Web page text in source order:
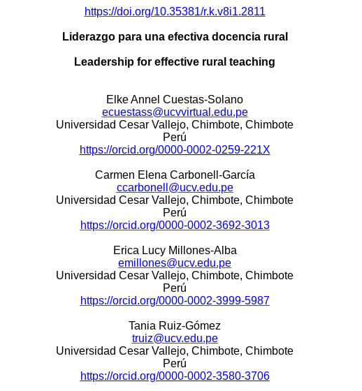
https://doi.org/10.35381/r.k.v8i1.2811
Liderazgo para una efectiva docencia rural
Leadership for effective rural teaching
Elke Annel Cuestas-Solano
ecuestass@ucvvirtual.edu.pe
Universidad Cesar Vallejo, Chimbote, Chimbote
Perú
https://orcid.org/0000-0002-0259-221X
Carmen Elena Carbonell-García
ccarbonell@ucv.edu.pe
Universidad Cesar Vallejo, Chimbote, Chimbote
Perú
https://orcid.org/0000-0002-3692-3013
Erica Lucy Millones-Alba
emillones@ucv.edu.pe
Universidad Cesar Vallejo, Chimbote, Chimbote
Perú
https://orcid.org/0000-0002-3999-5987
Tania Ruiz-Gómez
truiz@ucv.edu.pe
Universidad Cesar Vallejo, Chimbote, Chimbote
Perú
https://orcid.org/0000-0002-3580-3706